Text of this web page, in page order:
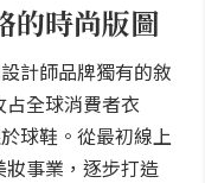
的時尚版圖
計師品牌獨有的敘
全球消費者衣
球鞋。從最初線上
事業，逐步打造